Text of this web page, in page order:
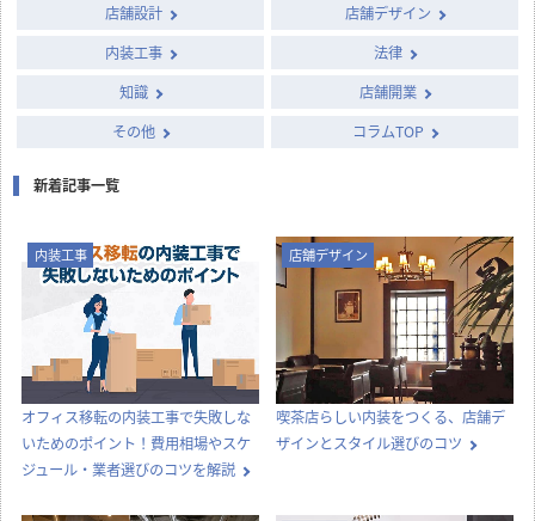
店舗設計
店舗デザイン
内装工事
法律
知識
店舗開業
その他
コラムTOP
新着記事一覧
内装工事
オフィス移転の内装工事で失敗しな
いためのポイント！費用相場やスケ
ジュール・業者選びのコツを解説
店舗デザイン
喫茶店らしい内装をつくる、店舗デ
ザインとスタイル選びのコツ